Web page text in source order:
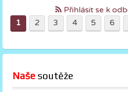
Přihlásit se k
1
2 3 4 5 6
Naše soutěže